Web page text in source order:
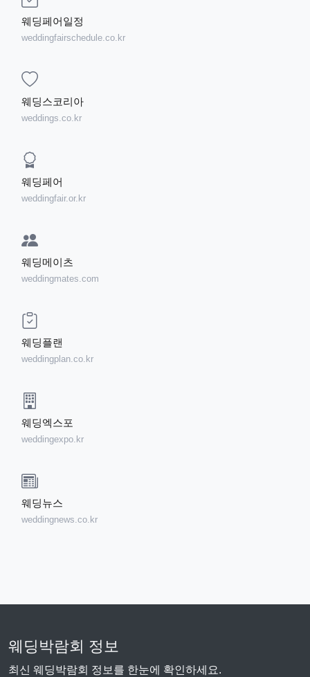
웨딩페어일정
weddingfairschedule.co.kr
웨딩스코리아
weddings.co.kr
웨딩페어
weddingfair.or.kr
웨딩메이츠
weddingmates.com
웨딩플랜
weddingplan.co.kr
웨딩엑스포
weddingexpo.kr
웨딩뉴스
weddingnews.co.kr
웨딩박람회 정보
최신 웨딩박람회 정보를 한눈에 확인하세요.